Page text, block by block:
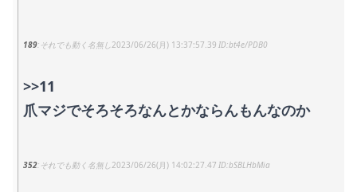
189 それでも動く名無し 2023/06/26(月) 13:37:57.39 bt4e/PDB0
>>11
爪マジでそろそろなんとかならんもんなのか
352 それでも動く名無し 2023/06/26(月) 14:02:27.47 bSBLHbMia